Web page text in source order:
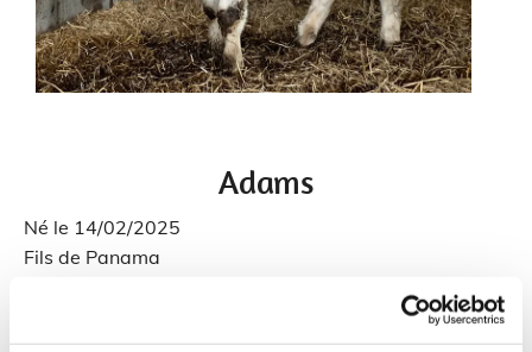
Adams
Né le 14/02/2025
Fils de Panama